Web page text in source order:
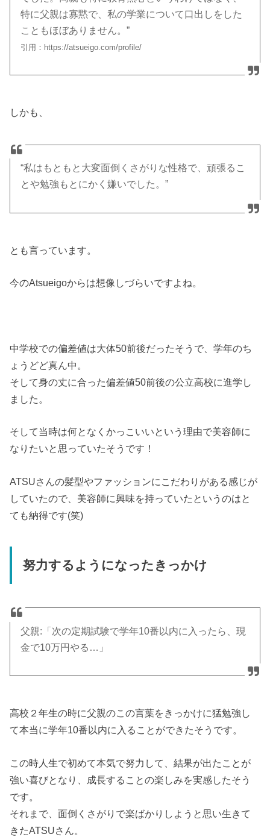
特に父親は寡黙で、私の学業について口出しをした
こともほぼありません。”
引用：https://atsueigo.com/profile/
しかも、
“私はもともと大変面倒くさがりな性格で、頑張るこ
とや勉強もとにかく嫌いでした。”
とも言っています。
今のAtsueigoからは想像しづらいですよね。
中学校での偏差値は大体50前後だったそうで、学年のち
ょうどど真ん中。
そして身の丈に合った偏差値50前後の公立高校に進学し
ました。
そして当時は何となくかっこいいという理由で美容師に
なりたいと思っていたそうです！
ATSUさんの髪型やファッションにこだわりがある感じが
していたので、美容師に興味を持っていたというのはと
ても納得です(笑)
努力するようになったきっかけ
父親:「次の定期試験で学年10番以内に入ったら、現
金で10万円やる…」
高校２年生の時に父親のこの言葉をきっかけに猛勉強し
て本当に学年10番以内に入ることができたそうです。
この時人生で初めて本気で努力して、結果が出たことが
強い喜びとなり、成長することの楽しみを実感したそう
です。
それまで、面倒くさがりで楽ばかりしようと思い生きて
きたATSUさん。